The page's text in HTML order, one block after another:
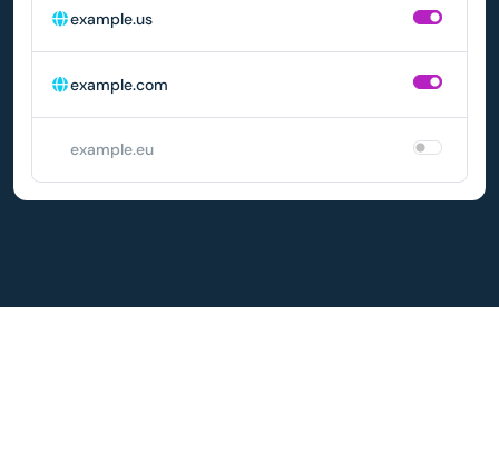
example.us
example.com
example.eu